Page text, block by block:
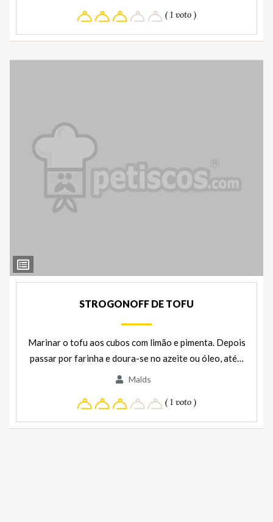
( 1 voto )
Ver
Ingredientes
STROGONOFF DE TOFU
Marinar o tofu aos cubos com limão e pimenta. Depois
passar por farinha e doura-se no azeite ou óleo, até…
Malds
( 1 voto )